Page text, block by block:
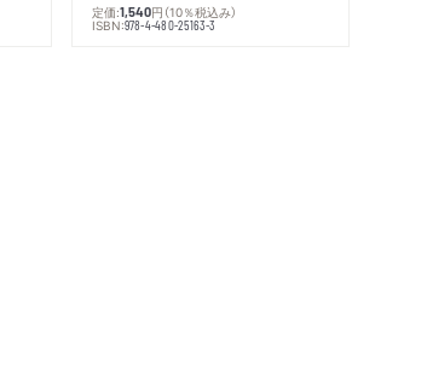
定価:1,540円 （10％税込み）
ISBN:978-4-480-25163-3